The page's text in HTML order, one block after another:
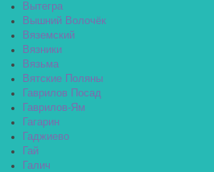
Вытегра
Вышний Волочёк
Вяземский
Вязники
Вязьма
Вятские Поляны
Гаврилов Посад
Гаврилов-Ям
Гагарин
Гаджиево
Гай
Галич